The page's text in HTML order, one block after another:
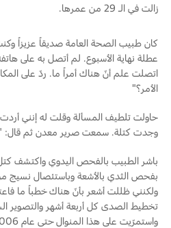
قطع غيار فورد الأصلية
موتوركرافت
قطع مقلدة
اتصل بنا
البحث عن الوكيل
الأسئلة الشائعة
زالت في الـ 29 من عمرها.
كان طبيب الصحة العامة صديقاً عزيزاً
عطلة نهاية الأسبوع. لم أتصل به على
اتصلت علم أنّ هناك أمراً ما. ردّ على
الأمر؟"
حاولت تلطيف المسألة وقلت له إنني
وجدت كتلة. سمعت صرير معدن ثم قال:
باشر الطبيب بالفحص اليدوي واكتشف
بفحص الثدي بالأشعة وباستئصال نسيج
ولكنني ظللت أشعر بأنّ هناك خطباً ما
تخطيط الصدى كل أربعة أشهر والتصوير